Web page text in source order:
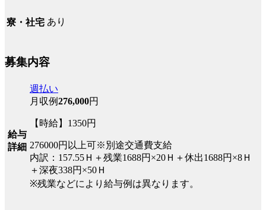
寮・社宅 あり
募集内容
給与
詳細
週払い
月収例276,000円
【時給】1350円
276000円以上可※別途交通費支給
内訳：157.55Ｈ＋残業1688円×20Ｈ＋休出1688円×8Ｈ
＋深夜338円×50Ｈ
※残業などにより給与例は異なります。